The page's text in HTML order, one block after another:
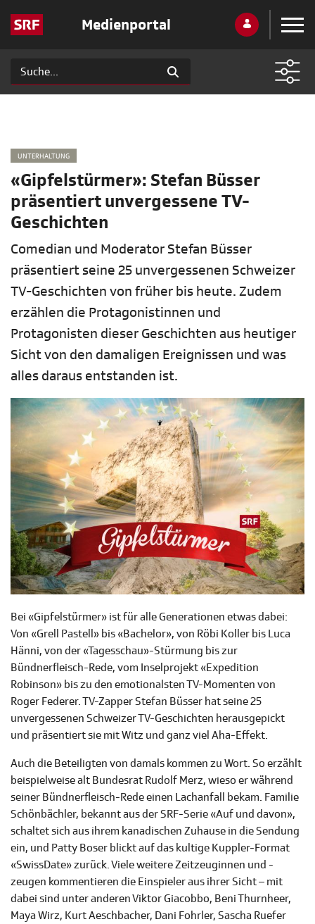
Medienportal
UNTERHALTUNG
«Gipfelstürmer»: Stefan Büsser
präsentiert unvergessene TV-
Geschichten
Comedian und Moderator Stefan Büsser
präsentiert seine 25 unvergessenen Schweizer
TV-Geschichten von früher bis heute. Zudem
erzählen die Protagonistinnen und
Protagonisten dieser Geschichten aus heutiger
Sicht von den damaligen Ereignissen und was
alles daraus entstanden ist.
Bei «Gipfelstürmer» ist für alle Generationen etwas dabei:
Von «Grell Pastell» bis «Bachelor», von Röbi Koller bis Luca
Hänni, von der «Tagesschau»-Stürmung bis zur
Bündnerfleisch-Rede, vom Inselprojekt «Expedition
Robinson» bis zu den emotionalsten TV-Momenten von
Roger Federer. TV-Zapper Stefan Büsser hat seine 25
unvergessenen Schweizer TV-Geschichten herausgepickt
und präsentiert sie mit Witz und ganz viel Aha-Effekt.
Auch die Beteiligten von damals kommen zu Wort. So erzählt
beispielweise alt Bundesrat Rudolf Merz, wieso er während
seiner Bündnerfleisch-Rede einen Lachanfall bekam. Familie
Schönbächler, bekannt aus der SRF-Serie «Auf und davon»,
schaltet sich aus ihrem kanadischen Zuhause in die Sendung
ein, und Patty Boser blickt auf das kultige Kuppler-Format
«SwissDate» zurück. Viele weitere Zeitzeuginnen und -
zeugen kommentieren die Einspieler aus ihrer Sicht – mit
dabei sind unter anderen Viktor Giacobbo, Beni Thurnheer,
Maya Wirz, Kurt Aeschbacher, Dani Fohrler, Sascha Ruefer